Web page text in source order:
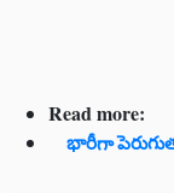
Read more:
భారీగా